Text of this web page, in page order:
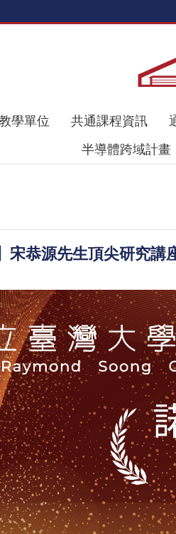
學單位 共通課程資訊
半導體跨域計畫
宋恭源先生頂尖研究